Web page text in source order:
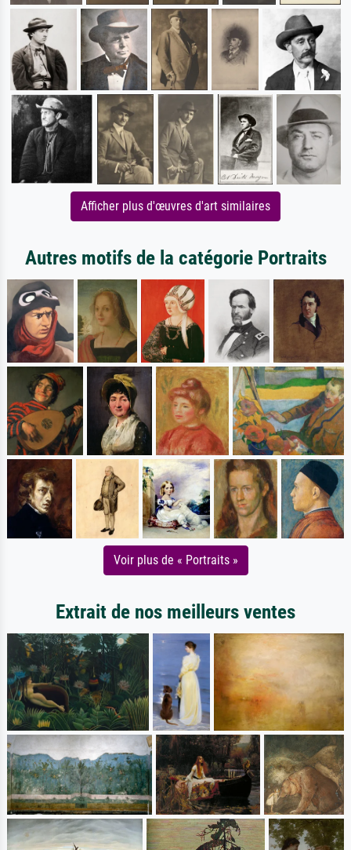
Afficher plus d'œuvres d'art similaires
Autres motifs de la catégorie Portraits
Voir plus de « Portraits »
Extrait de nos meilleurs ventes